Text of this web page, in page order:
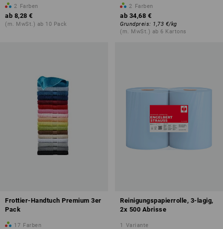
2 Farben
ab 8,28 €
(m. MwSt.) ab 10 Pack
2 Farben
ab 34,68 €
Grundpreis: 1,73 €/kg
(m. MwSt.) ab 6 Kartons
Frottier-Handtuch Premium 3er
Pack
17 Farben
Reinigungspapierrolle, 3-lagig,
2x 500 Abrisse
1 Variante